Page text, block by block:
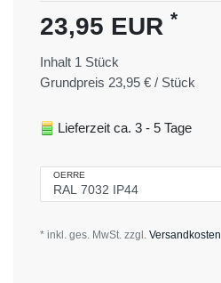
23,95 EUR *
Inhalt 1 Stück
Grundpreis 23,95 € / Stück
Lieferzeit ca. 3 - 5 Tage
OERRE
* inkl. ges. MwSt. zzgl. Versandkosten